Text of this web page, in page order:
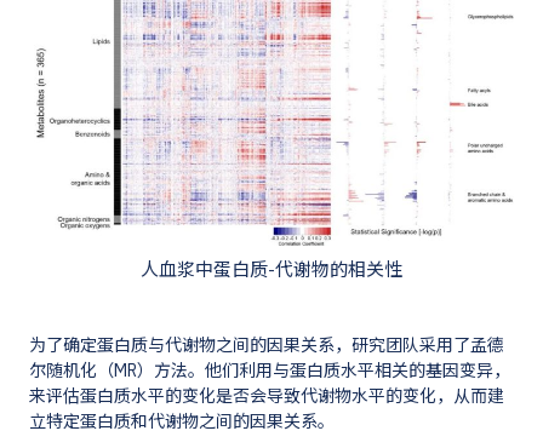
人血浆中蛋白质-代谢物的相关性
为了确定蛋白质与代谢物之间的因果关系，研究团队采用了孟德
尔随机化（MR）方法。他们利用与蛋白质水平相关的基因变异，
来评估蛋白质水平的变化是否会导致代谢物水平的变化，从而建
立特定蛋白质和代谢物之间的因果关系。